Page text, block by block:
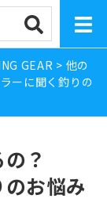
GEAR > 他の
ーに聞く釣りの
？
お悩み